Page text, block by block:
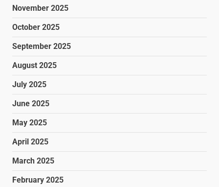
November 2025
October 2025
September 2025
August 2025
July 2025
June 2025
May 2025
April 2025
March 2025
February 2025